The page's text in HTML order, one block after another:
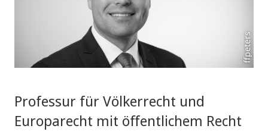
ffpeters
Professur für Völkerrecht und
Europarecht mit öffentlichem Recht